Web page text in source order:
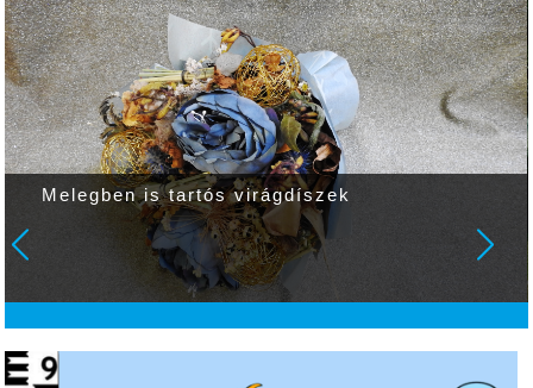
Melegben is tartós virágdíszek